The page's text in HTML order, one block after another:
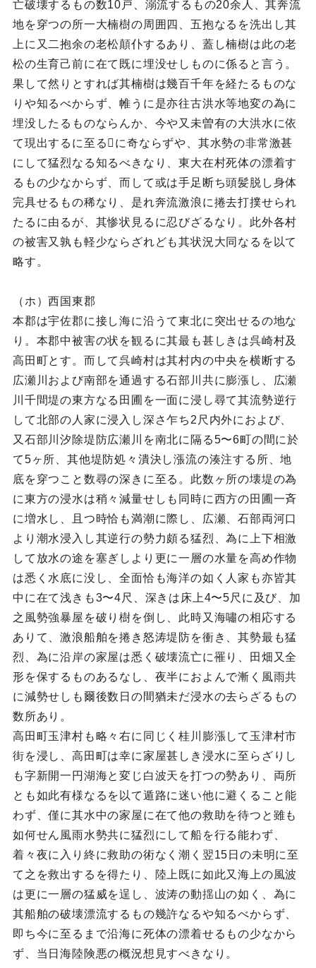
亡破壊するもの数10戸、溺流するもの20余人、其奔流
地を穿つの所一大楠樹の周囲四、五抱なるを洗出し其
上に又二抱余の老松顛仆するあり、蓋し楠樹は此の老
松の生育己前に在て既に埋没せしものに係ると言う。
果して然りとすれば其楠樹は幾百千年を経たるものな
りや知るべからず、帷うに是亦往古洪水等地変の為に
埋没したるものならんか、今や又未曽有の大洪水に依
て現出するに至るに奇ならずや、其水勢の非常激甚
にして猛烈なる知るべきなり、東大在村死体の漂着す
るもの少なからず、而して或は手足断ち頭髪脱し身体
完具せるもの稀なり、是れ奔流激浪に捲去打撲せられ
たるに由るが、其惨状見るに忍びざるなり。此外各村
の被害又孰も軽少ならざれども其状況大同なるを以て
略す。
（ホ）西国東郡
本郡は宇佐郡に接し海に沿うて東北に突出せるの地な
り。本郡中被害の状を観るに其最も甚しきは呉崎村及
高田町とす。而して呉崎村は其村内の中央を横断する
広瀬川および南部を通過する石部川共に膨漲し、広瀬
川千間堤の東方なる田圃を一面に浸し尋て其流勢逆行
して北部の人家に浸入し深さ乍ち2尺内外におよび、
又石部川汐除堤防広瀬川を南北に隔る5〜6町の間に於
て5ヶ所、其他堤防処々潰決し漲流の湊注する所、地
底を穿つこと数尋の深きに至る。此数ヶ所の壊堤の為
に東方の浸水は稍々減量せしも同時に西方の田圃一斉
に増水し、且つ時恰も満潮に際し、広瀬、石部両河口
より潮水浸入し其逆行の勢力頗る猛烈、為に上下相激
して放水の途を塞ぎしより更に一層の水量を高め作物
は悉く水底に没し、全面恰も海洋の如く人家も亦皆其
中に在て浅きも3〜4尺、深きは床上4〜5尺に及び、加
之風勢強暴屋を破り樹を倒し、此時又海嘯の相応する
ありて、激浪船舶を捲き怒涛堤防を衝き、其勢最も猛
烈、為に沿岸の家屋は悉く破壊流亡に罹り、田畑又全
形を保するものあるなし、夜半におよんで漸く風雨共
に減勢せしも爾後数日の間猶未だ浸水の去らざるもの
数所あり。
高田町玉津村も略々右に同じく桂川膨漲して玉津村市
街を浸し、高田町は幸に家屋甚しき浸水に至らざりし
も字新開一円湖海と変じ白波天を打つの勢あり、両所
とも如此有様なるを以て遁路に迷い他に避くること能
わず、僅に其水中の家屋に在て他の救助を待つと雖も
如何せん風雨水勢共に猛烈にして船を行る能わず、
着々夜に入り終に救助の術なく潮く翌15日の未明に至
て之を救出するを得たり、陸上既に如此又海上の風波
は更に一層の猛威を逞し、波涛の動揺山の如く、為に
其船舶の破壊漂流するもの幾許なるや知るべからず、
即ち今に至るまで沿海に死体の漂着せるもの少なから
ず、当日海陸険悪の概況想見すべきなり。